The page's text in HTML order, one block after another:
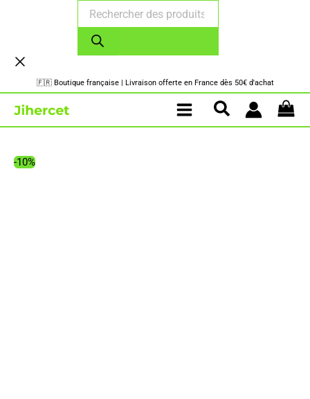
produits
🇫🇷 Boutique française | Livraison offerte en France dès 50€ d'achat
-10%